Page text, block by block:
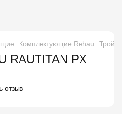
Комплектующие Rehau
RAUTITAN PX
отзыв